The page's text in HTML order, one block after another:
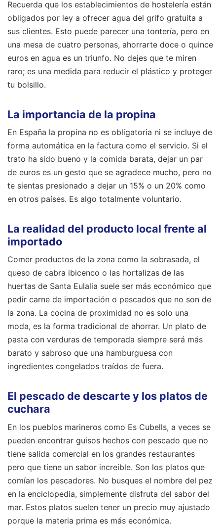
Recuerda que los establecimientos de hostelería están
obligados por ley a ofrecer agua del grifo gratuita a
sus clientes. Esto puede parecer una tontería, pero en
una mesa de cuatro personas, ahorrarte doce o quince
euros en agua es un triunfo. No dejes que te miren
raro; es una medida para reducir el plástico y proteger
tu bolsillo.
La importancia de la propina
En España la propina no es obligatoria ni se incluye de
forma automática en la factura como el servicio. Si el
trato ha sido bueno y la comida barata, dejar un par
de euros es un gesto que se agradece mucho, pero no
te sientas presionado a dejar un 15% o un 20% como
en otros países. Es algo totalmente voluntario.
La realidad del producto local frente al
importado
Comer productos de la zona como la sobrasada, el
queso de cabra ibicenco o las hortalizas de las
huertas de Santa Eulalia suele ser más económico que
pedir carne de importación o pescados que no son de
la zona. La cocina de proximidad no es solo una
moda, es la forma tradicional de ahorrar. Un plato de
pasta con verduras de temporada siempre será más
barato y sabroso que una hamburguesa con
ingredientes congelados traídos de fuera.
El pescado de descarte y los platos de
cuchara
En los pueblos marineros como Es Cubells, a veces se
pueden encontrar guisos hechos con pescado que no
tiene salida comercial en los grandes restaurantes
pero que tiene un sabor increíble. Son los platos que
comían los pescadores. No busques el nombre del pez
en la enciclopedia, simplemente disfruta del sabor del
mar. Estos platos suelen tener un precio muy ajustado
porque la materia prima es más económica.